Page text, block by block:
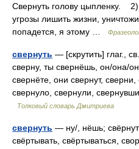
Свернуть голову цыпленку.
угрозы лишить жизни,
попадется, я этому …
свернуть — [скрутить] глаг.,
сверну, ты свернёшь, он/она/
свернёте, они свернут,
свернуло, свернули,
Толковый словарь Дмитриева
свернуть — ну/, нёшь;
свёртывать, свёртываться,